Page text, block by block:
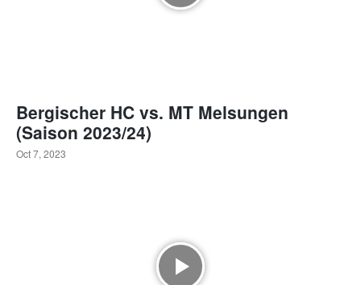
Bergischer HC vs. MT Melsungen
(Saison 2023/24)
Oct 7, 2023